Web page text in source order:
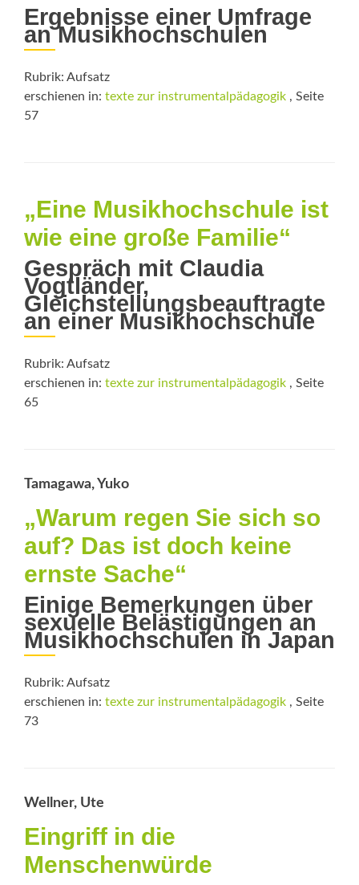
Ergebnisse einer Umfrage
an Musikhochschulen
Rubrik: Aufsatz
erschienen in: texte zur instrumentalpädagogik , Seite
57
„Eine Musikhochschule ist
wie eine große Familie“
Gespräch mit Claudia
Vogtländer,
Gleichstellungsbeauftragte
an einer Musikhochschule
Rubrik: Aufsatz
erschienen in: texte zur instrumentalpädagogik , Seite
65
Tamagawa, Yuko
„Warum regen Sie sich so
auf? Das ist doch keine
ernste Sache“
Einige Bemerkungen über
sexuelle Belästigungen an
Musikhochschulen in Japan
Rubrik: Aufsatz
erschienen in: texte zur instrumentalpädagogik , Seite
73
Wellner, Ute
Eingriff in die
Menschenwürde